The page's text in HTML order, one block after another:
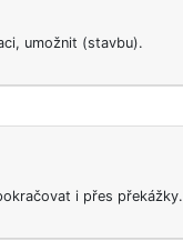
umožnit (stavbu).
i přes překážky.